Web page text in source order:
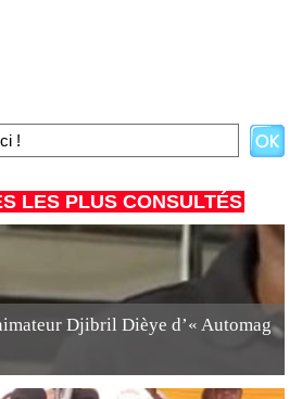
LES PLUS CONSULTÉS
Djibril Dièye d’« Automag